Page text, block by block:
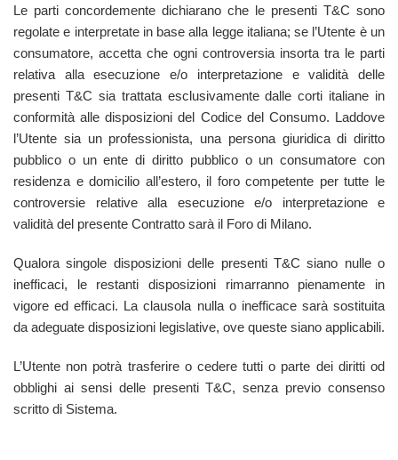
Le parti concordemente dichiarano che le presenti T&C sono
regolate e interpretate in base alla legge italiana; se l’Utente è un
consumatore, accetta che ogni controversia insorta tra le parti
relativa alla esecuzione e/o interpretazione e validità delle
presenti T&C sia trattata esclusivamente dalle corti italiane in
conformità alle disposizioni del Codice del Consumo. Laddove
l’Utente sia un professionista, una persona giuridica di diritto
pubblico o un ente di diritto pubblico o un consumatore con
residenza e domicilio all’estero, il foro competente per tutte le
controversie relative alla esecuzione e/o interpretazione e
validità del presente Contratto sarà il Foro di Milano.
Qualora singole disposizioni delle presenti T&C siano nulle o
inefficaci, le restanti disposizioni rimarranno pienamente in
vigore ed efficaci. La clausola nulla o inefficace sarà sostituita
da adeguate disposizioni legislative, ove queste siano applicabili.
L’Utente non potrà trasferire o cedere tutti o parte dei diritti od
obblighi ai sensi delle presenti T&C, senza previo consenso
scritto di Sistema.